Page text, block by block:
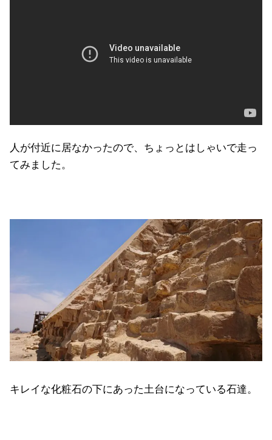
人が付近に居なかったので、ちょっとはしゃいで走っ
てみました。
キレイな化粧石の下にあった土台になっている石達。